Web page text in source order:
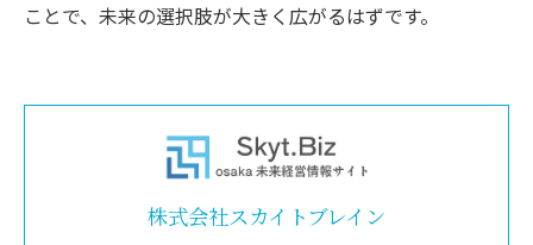
ことで、未来の選択肢が大きく広がるはずです。
株式会社スカイトブレイン